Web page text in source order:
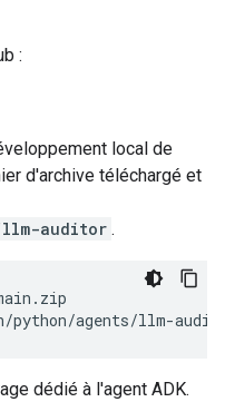
:
local de
d'archive téléchargé et
llm-auditor .
python/agents/llm-
dédié à l'agent ADK.